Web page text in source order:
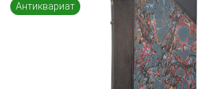
Антиквариат